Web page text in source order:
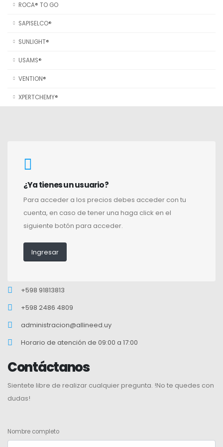
ROCA® TO GO
SAPISELCO®
SUNLIGHT®
USAMS®
VENTION®
XPERTCHEMY®
¿Ya tienes un usuario?
Para acceder a los precios debes acceder con tu
cuenta, en caso de tener una haga click en el
siguiente botón para acceder.
Ingresar
+598 91813813
+598 2486 4809
administracion@allineed.uy
Horario de atención de 09:00 a 17:00
Contáctanos
Sientete libre de realizar cualquier pregunta. !No te quedes con
dudas!
Nombre completo